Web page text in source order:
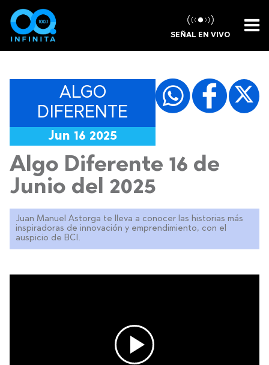
SEÑAL EN VIVO
ALGO
DIFERENTE
Jun 16 2025
Algo Diferente 16 de
Junio del 2025
Juan Manuel Astorga te lleva a conocer las historias más
inspiradoras de innovación y emprendimiento, con el
auspicio de BCI.